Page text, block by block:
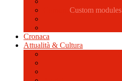
Custom modules
Cronaca
Attualità & Cultura